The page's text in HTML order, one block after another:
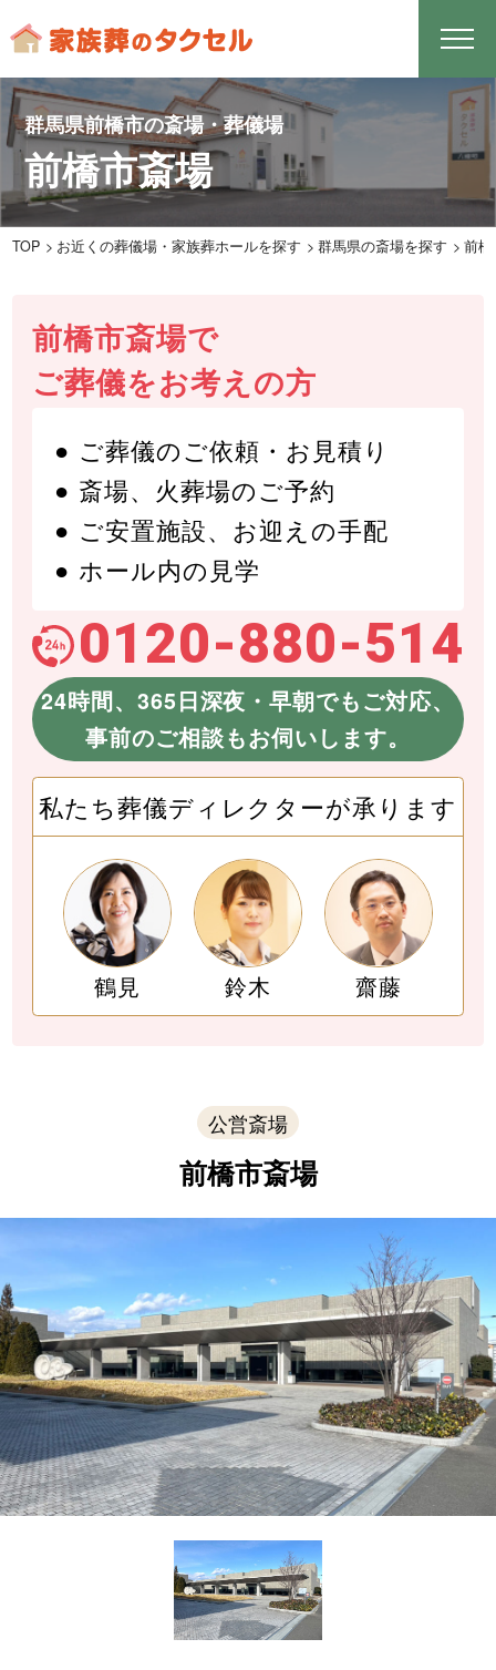
群馬県前橋市の斎場・葬儀場
前橋市斎場
TOP お近くの葬儀場・家族葬ホールを探す 群馬県の斎場を探す 前
前橋市斎場で
ご葬儀をお考えの方
ご葬儀のご依頼・お見積り
斎場、火葬場のご予約
ご安置施設、お迎えの手配
ホール内の見学
0120-880-514
24時間、365日深夜・早朝でもご対応、
事前のご相談もお伺いします。
私たち葬儀ディレクターが承ります
鶴見 鈴木 齋藤
公営斎場
前橋市斎場